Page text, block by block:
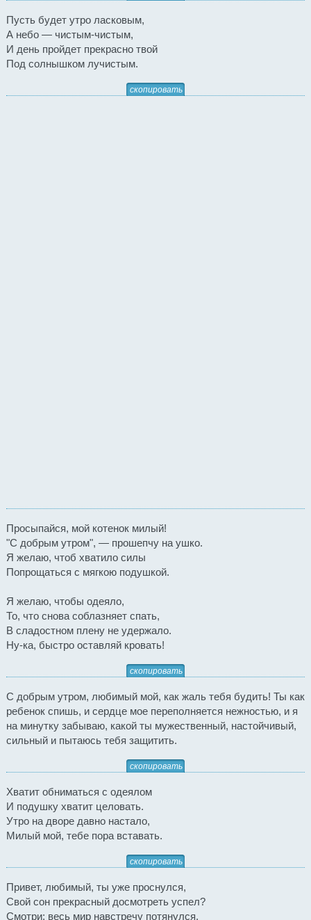
Пусть будет утро ласковым,
А небо — чистым-чистым,
И день пройдет прекрасно твой
Под солнышком лучистым.
скопировать
Просыпайся, мой котенок милый!
"С добрым утром", — прошепчу на ушко.
Я желаю, чтоб хватило силы
Попрощаться с мягкою подушкой.
Я желаю, чтобы одеяло,
То, что снова соблазняет спать,
В сладостном плену не удержало.
Ну-ка, быстро оставляй кровать!
скопировать
С добрым утром, любимый мой, как жаль тебя будить! Ты как
ребенок спишь, и сердце мое переполняется нежностью, и я
на минутку забываю, какой ты мужественный, настойчивый,
сильный и пытаюсь тебя защитить.
скопировать
Хватит обниматься с одеялом
И подушку хватит целовать.
Утро на дворе давно настало,
Милый мой, тебе пора вставать.
скопировать
Привет, любимый, ты уже проснулся,
Свой сон прекрасный досмотреть успел?
Смотри: весь мир навстречу потянулся,